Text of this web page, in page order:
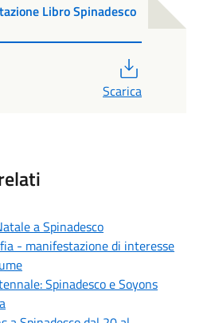
Libro Spinadesco
Scarica
a Spinadesco
- manifestazione di interesse
Spinadesco e Soyons